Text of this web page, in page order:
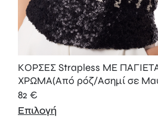
ΚΟΡΣΕΣ Strapless ΜΕ
XΡΩΜΑ(Από ρόζ/Ασημί σε
82 €
Επιλογή